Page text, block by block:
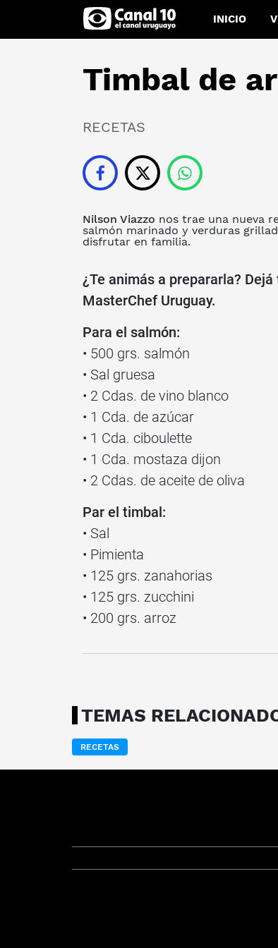
INICIO
Timbal de
RECETAS
Nilson Viazzo nos trae una nueva
salmón marinado y verduras
disfrutar en familia.
¿Te animás a prepararla?
MasterChef Uruguay.
Para el salmón:
• 500 grs. salmón
• Sal gruesa
• 2 Cdas. de vino blanco
• 1 Cda. de azúcar
• 1 Cda. ciboulette
• 1 Cda. mostaza dijon
• 2 Cdas. de aceite de oliva
Par el timbal:
• Sal
• Pimienta
• 125 grs. zanahorias
• 125 grs. zucchini
• 200 grs. arroz
TEMAS
RECETAS